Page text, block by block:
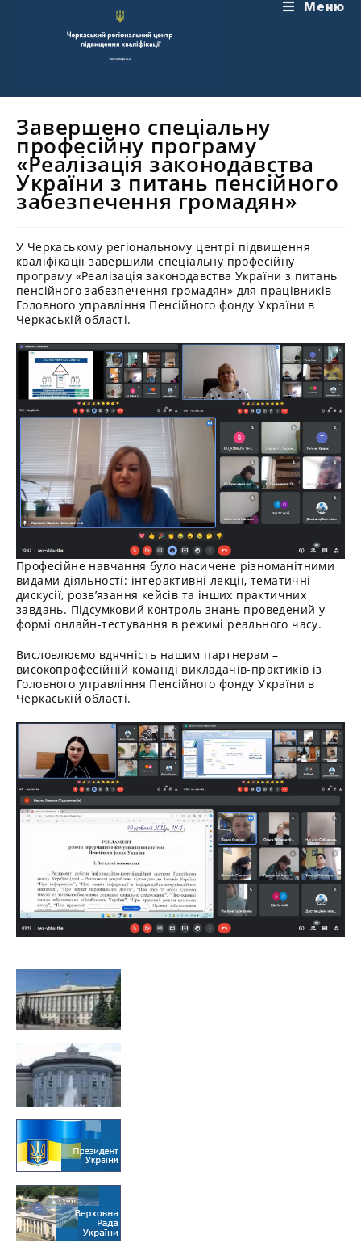
Меню
Завершено спеціальну
професійну програму
«Реалізація законодавства
України з питань пенсійного
забезпечення громадян»
У Черкаському регіональному центрі підвищення
кваліфікації завершили спеціальну професійну
програму «Реалізація законодавства України з питань
пенсійного забезпечення громадян» для працівників
Головного управління Пенсійного фонду України в
Черкаській області.
Професійне навчання було насичене різноманітними
видами діяльності: інтерактивні лекції, тематичні
дискусії, розв’язання кейсів та інших практичних
завдань. Підсумковий контроль знань проведений у
формі онлайн-тестування в режимі реального часу.
Висловлюємо вдячність нашим партнерам –
високопрофесійній команді викладачів-практиків із
Головного управління Пенсійного фонду України в
Черкаській області.